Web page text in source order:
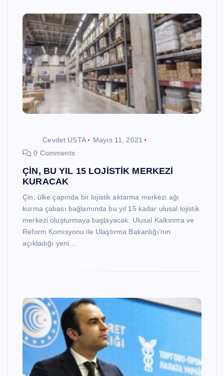
Cevdet USTA
Mayıs 11, 2021
0 Comments
ÇİN, BU YIL 15 LOJİSTİK MERKEZİ
KURACAK
Çin, ülke çapında bir lojistik aktarma merkezi ağı
kurma çabası bağlamında bu yıl 15 kadar ulusal lojistik
merkezi oluşturmaya başlayacak. Ulusal Kalkınma ve
Reform Komisyonu ile Ulaştırma Bakanlığı’nın
açıkladığı yeni…